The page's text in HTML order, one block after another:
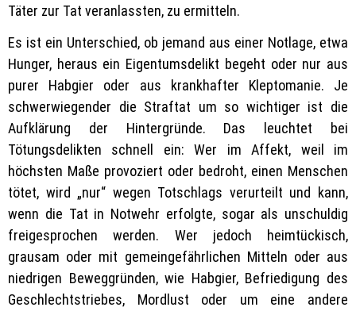
Täter zur Tat veranlassten, zu ermitteln.
Es ist ein Unterschied, ob jemand aus einer Notlage, etwa
Hunger, heraus ein Eigentumsdelikt begeht oder nur aus
purer Habgier oder aus krankhafter Kleptomanie. Je
schwerwiegender die Straftat um so wichtiger ist die
Aufklärung der Hintergründe. Das leuchtet bei
Tötungsdelikten schnell ein: Wer im Affekt, weil im
höchsten Maße provoziert oder bedroht, einen Menschen
tötet, wird „nur“ wegen Totschlags verurteilt und kann,
wenn die Tat in Notwehr erfolgte, sogar als unschuldig
freigesprochen werden. Wer jedoch heimtückisch,
grausam oder mit gemeingefährlichen Mitteln oder aus
niedrigen Beweggründen, wie Habgier, Befriedigung des
Geschlechtstriebes, Mordlust oder um eine andere